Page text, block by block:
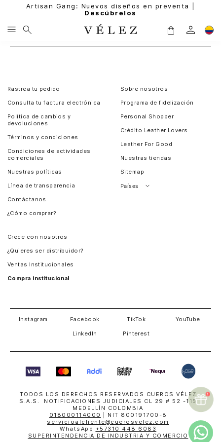
Artisan Gang: Nuevos diseños en preventa |
Descúbrelos
Rastrea tu pedido
Consulta tu factura electrónica
Política de cambios y
devoluciones
Términos y condiciones
Condiciones de actividades
comerciales
Nuestras políticas
Línea de transparencia
Contáctanos
¿Cómo comprar?
Sobre nosotros
Programa de fidelización
Personal Shopper
Crédito Leather Lovers
Leather For Good
Nuestras tiendas
Sitemap
Países
Crece con nosotros
¿Quieres ser distribuidor?
Ventas Institucionales
Compra institucional
Instagram Facebook TikTok YouTube
LinkedIn Pinterest
TODOS LOS DERECHOS RESERVADOS CUEROS VÉLEZ
S.A.S. NOTIFICACIONES JUDICIALES CL 29 # 52 -115
MEDELLÍN COLOMBIA
018000114000
| NIT 800191700-8
servicioalcliente@cuerosvelez.com
WhatsApp +57310 448 6083
SUPERINTENDENCIA DE INDUSTRIA Y COMERCIO